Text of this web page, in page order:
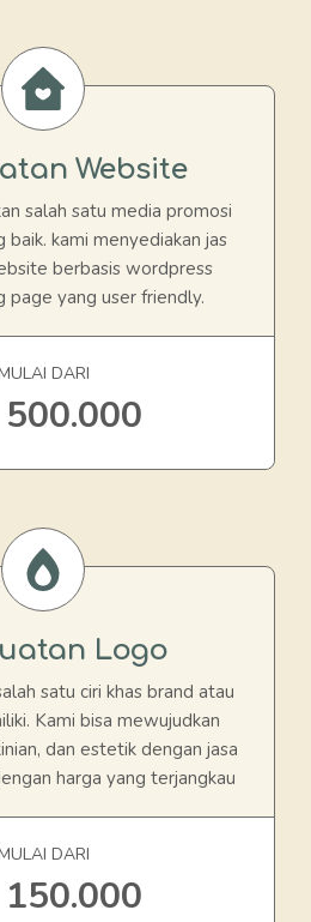
Website
salah satu media promosi
baik. kami menyediakan jas
berbasis wordpress
page yang user friendly.
DARI
500.000
Logo
satu ciri khas brand atau
Kami bisa mewujudkan
dan estetik dengan jasa
harga yang terjangkau
DARI
150.000